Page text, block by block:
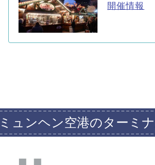
開催情報
ミュンヘン空港のターミ